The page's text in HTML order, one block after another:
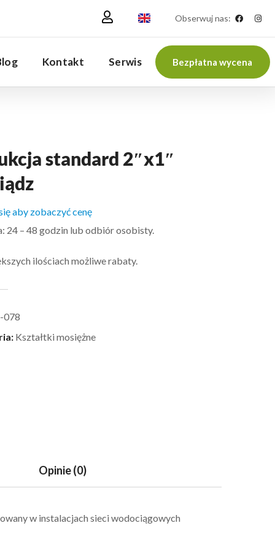
Obserwuj nas:
Kontakt Serwis Bezpłatna wycena
standard 2″x1″
aby zobaczyć cenę
24 – 48 godzin lub odbiór osobisty.
ilościach możliwe rabaty.
078
Kształtki mosiężne
Opinie (0)
w instalacjach sieci wodociągowych